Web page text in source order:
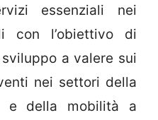
essenziali nei
con l’obiettivo di
a valere sui
nei settori della
e della mobilità a